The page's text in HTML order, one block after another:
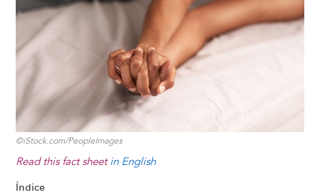
y
o
I
g
e
r
s
t
s
©iStock.com/PeopleImages
Read this fact sheetin English
Índice